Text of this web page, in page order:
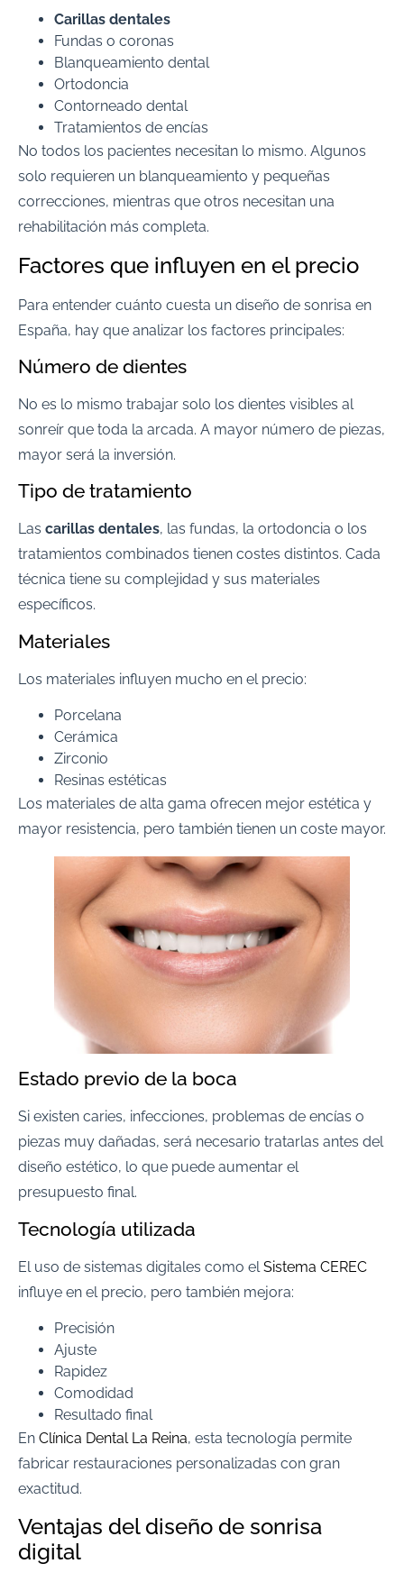
Carillas dentales
Fundas o coronas
Blanqueamiento dental
Ortodoncia
Contorneado dental
Tratamientos de encías
No todos los pacientes necesitan lo mismo. Algunos
solo requieren un blanqueamiento y pequeñas
correcciones, mientras que otros necesitan una
rehabilitación más completa.
Factores que influyen en el precio
Para entender cuánto cuesta un diseño de sonrisa en
España, hay que analizar los factores principales:
Número de dientes
No es lo mismo trabajar solo los dientes visibles al
sonreír que toda la arcada. A mayor número de piezas,
mayor será la inversión.
Tipo de tratamiento
Las carillas dentales, las fundas, la ortodoncia o los
tratamientos combinados tienen costes distintos. Cada
técnica tiene su complejidad y sus materiales
específicos.
Materiales
Los materiales influyen mucho en el precio:
Porcelana
Cerámica
Zirconio
Resinas estéticas
Los materiales de alta gama ofrecen mejor estética y
mayor resistencia, pero también tienen un coste mayor.
Estado previo de la boca
Si existen caries, infecciones, problemas de encías o
piezas muy dañadas, será necesario tratarlas antes del
diseño estético, lo que puede aumentar el
presupuesto final.
Tecnología utilizada
El uso de sistemas digitales como el Sistema CEREC
influye en el precio, pero también mejora:
Precisión
Ajuste
Rapidez
Comodidad
Resultado final
En Clínica Dental La Reina, esta tecnología permite
fabricar restauraciones personalizadas con gran
exactitud.
Ventajas del diseño de sonrisa
digital